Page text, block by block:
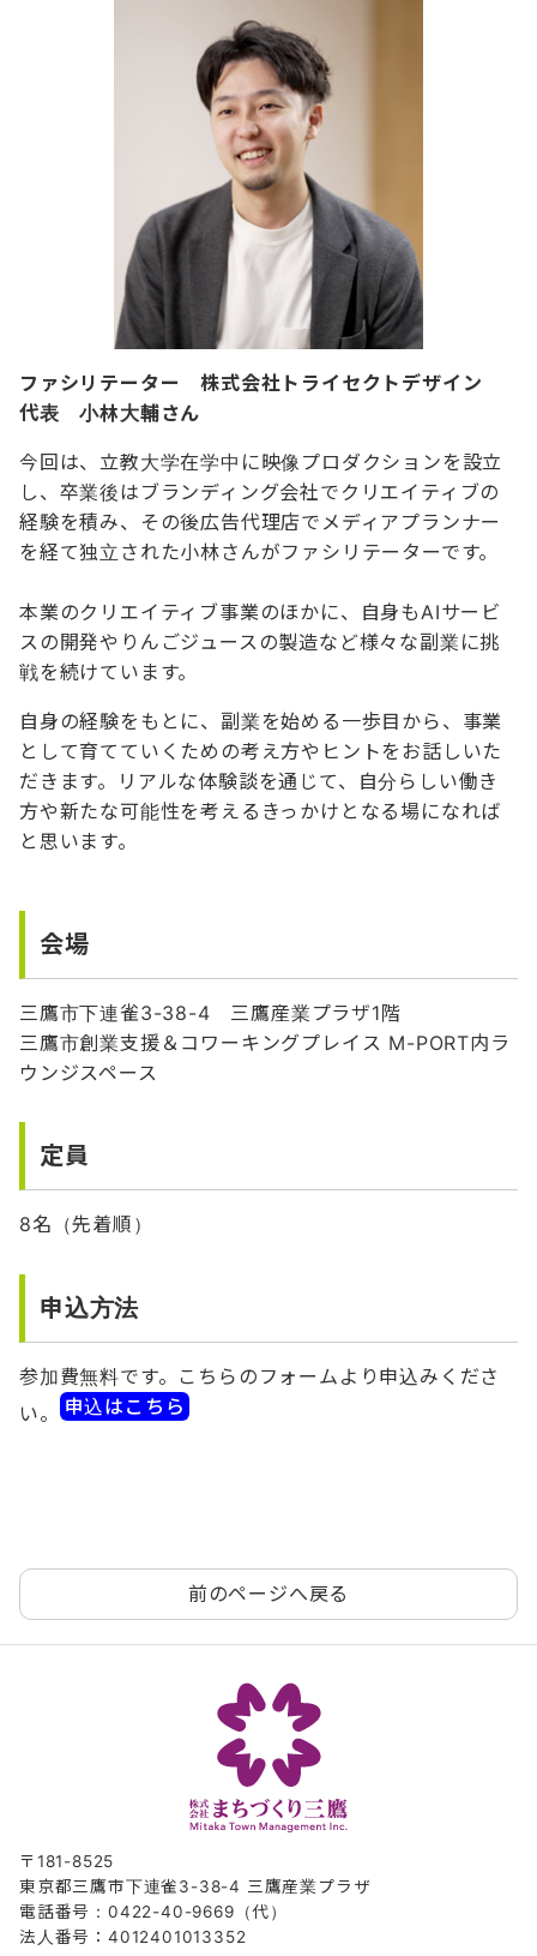
ファシリテーター 株式会社トライセクトデザイン
代表 小林大輔さん
今回は、立教大学在学中に映像プロダクションを設立
し、卒業後はブランディング会社でクリエイティブの
経験を積み、その後広告代理店でメディアプランナー
を経て独立された小林さんがファシリテーターです。
本業のクリエイティブ事業のほかに、自身もAIサービ
スの開発やりんごジュースの製造など様々な副業に挑
戦を続けています。
自身の経験をもとに、副業を始める一歩目から、事業
として育てていくための考え方やヒントをお話しいた
だきます。リアルな体験談を通じて、自分らしい働き
方や新たな可能性を考えるきっかけとなる場になれば
と思います。
会場
三鷹市下連雀3-38-4 三鷹産業プラザ1階
三鷹市創業支援＆コワーキングプレイス M-PORT内ラ
ウンジスペース
定員
8名（先着順）
申込方法
参加費無料です。こちらのフォームより申込みくださ
い。
申込はこちら
前のページへ戻る
〒181-8525
東京都三鷹市下連雀3-38-4 三鷹産業プラザ
電話番号：0422-40-9669（代）
法人番号：4012401013352